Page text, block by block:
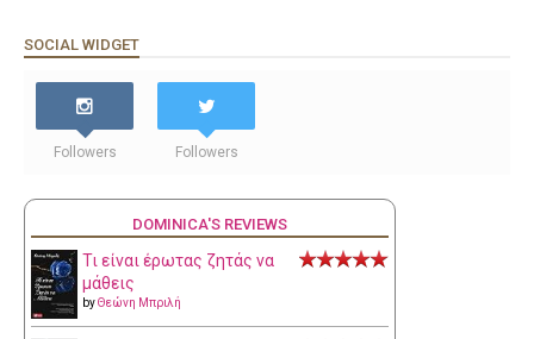
SOCIAL WIDGET
Followers Followers
DOMINICA'S REVIEWS
Τι είναι έρωτας ζητάς να
μάθεις
byΘεώνη Μπριλή